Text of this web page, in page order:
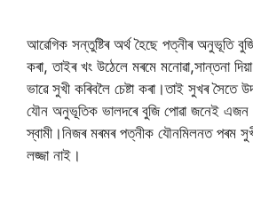
আৱেগিক সন্তুষ্টিৰ অৰ্থ হৈছে পত্নীৰ অনুভূতি
কৰা, তাইৰ খং উঠেলে মৰমে মনোৱা,সান্তনা
ভাৱে সুখী কৰিবলৈ চেষ্টা কৰা।তাই সুখৰ
যৌন অনুভূতিক ভালদৰে বুজি পোৱা জনেই
স্বামী।নিজৰ মৰমৰ পত্নীক যৌনমিলনত পৰম
লজ্জা নাই।